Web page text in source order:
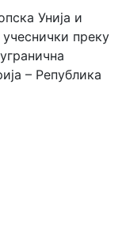
Унија и
преку
– Република